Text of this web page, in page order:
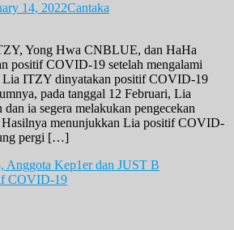
14, 2022Cantaka
Yong Hwa CNBLUE, dan HaHa
positif COVID-19 setelah mengalami
ITZY dinyatakan positif COVID-19
pada tanggal 12 Februari, Lia
ia segera melakukan pengecekan
Hasilnya menunjukkan Lia positif COVID-
pergi […]